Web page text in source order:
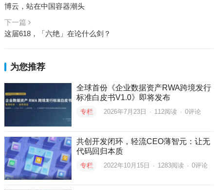
博云，站在中国容器潮头
下一篇
这届618，「六绝」在论什么剑？
为您推荐
全球首份《企业数据资产RWA跨境发行
标准白皮书V1.0》即将发布
专栏 2026年7月23日 · 112阅读 · 0评论
共创开发闭环，轻流CEO薄智元：让无
代码回归本质
专栏 2022年10月15日 · 1283阅读 · 0评论